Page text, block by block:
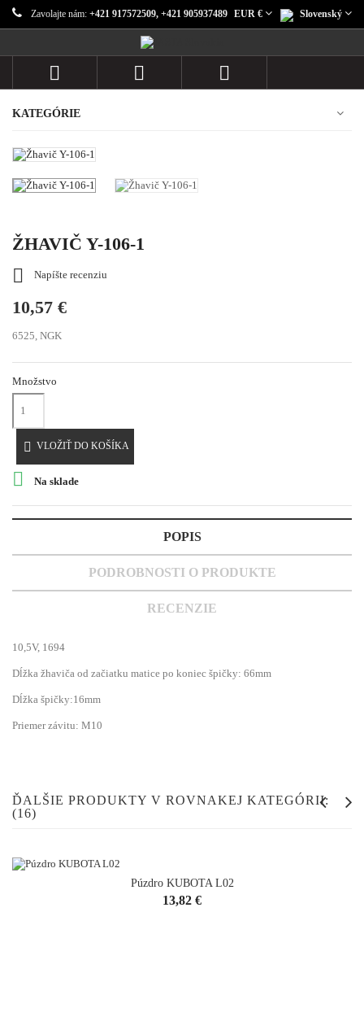
Zavolajte nám: +421 917572509, +421 905937489 Slovenský
EUR €
  
KATEGÓRIE
ŽHAVIČ Y-106-1
 Napíšte recenziu
10,57 €
6525, NGK
Množstvo
 VLOŽIŤ DO KOŠÍKA
 Na sklade
POPIS
PODROBNOSTI O PRODUKTE
RECENZIE
10,5V, 1694
Dĺžka žhaviča od začiatku matice po koniec špičky: 66mm
Dĺžka špičky:16mm
Priemer závitu: M10
ĎALŠIE PRODUKTY V ROVNAKEJ KATEGÓRII:
(16)
Púzdro KUBOTA L02
Cena
13,82 €